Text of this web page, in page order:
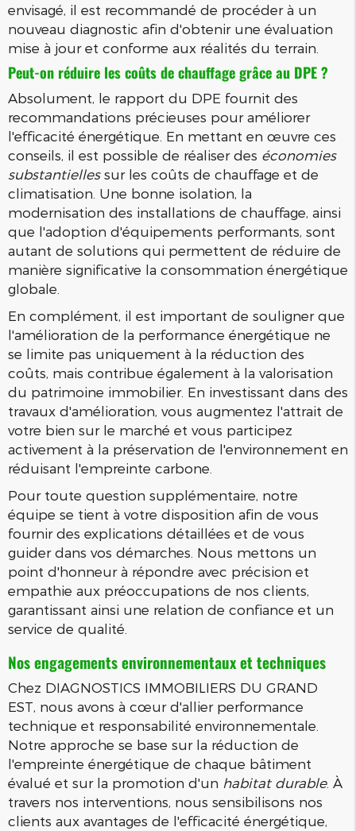
envisagé, il est recommandé de procéder à un
nouveau diagnostic afin d'obtenir une évaluation
mise à jour et conforme aux réalités du terrain.
Peut-on réduire les coûts de chauffage grâce au DPE ?
Absolument, le rapport du DPE fournit des
recommandations précieuses pour améliorer
l'efficacité énergétique. En mettant en œuvre ces
conseils, il est possible de réaliser des économies
substantiellessur les coûts de chauffage et de
climatisation. Une bonne isolation, la
modernisation des installations de chauffage, ainsi
que l'adoption d'équipements performants, sont
autant de solutions qui permettent de réduire de
manière significative la consommation énergétique
globale.
En complément, il est important de souligner que
l'amélioration de la performance énergétique ne
se limite pas uniquement à la réduction des
coûts, mais contribue également à la valorisation
du patrimoine immobilier. En investissant dans des
travaux d'amélioration, vous augmentez l'attrait de
votre bien sur le marché et vous participez
activement à la préservation de l'environnement en
réduisant l'empreinte carbone.
Pour toute question supplémentaire, notre
équipe se tient à votre disposition afin de vous
fournir des explications détaillées et de vous
guider dans vos démarches. Nous mettons un
point d'honneur à répondre avec précision et
empathie aux préoccupations de nos clients,
garantissant ainsi une relation de confiance et un
service de qualité.
Nos engagements environnementaux et techniques
Chez DIAGNOSTICS IMMOBILIERS DU GRAND
EST, nous avons à cœur d'allier performance
technique et responsabilité environnementale.
Notre approche se base sur la réduction de
l'empreinte énergétique de chaque bâtiment
évalué et sur la promotion d'un habitat durable. À
travers nos interventions, nous sensibilisons nos
clients aux avantages de l'efficacité énergétique,